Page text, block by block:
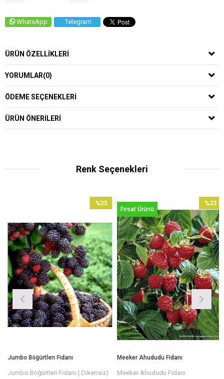
WhatsApp Telegram
ÜRÜN ÖZELLIKLERI
YORUMLAR(0)
ÖDEME SEÇENEKLERI
ÜRÜN ÖNERILERI
Renk Seçenekleri
Jumbo Böğürtlen Fidanı
Jumbo Böğürtlen Fidanı ( Dikensiz)
%33
%33İndirim
Meeker Ahududu Fidanı
Meeker Ahududu Fidanı
%23
İndirim
Fırsat Ürünü